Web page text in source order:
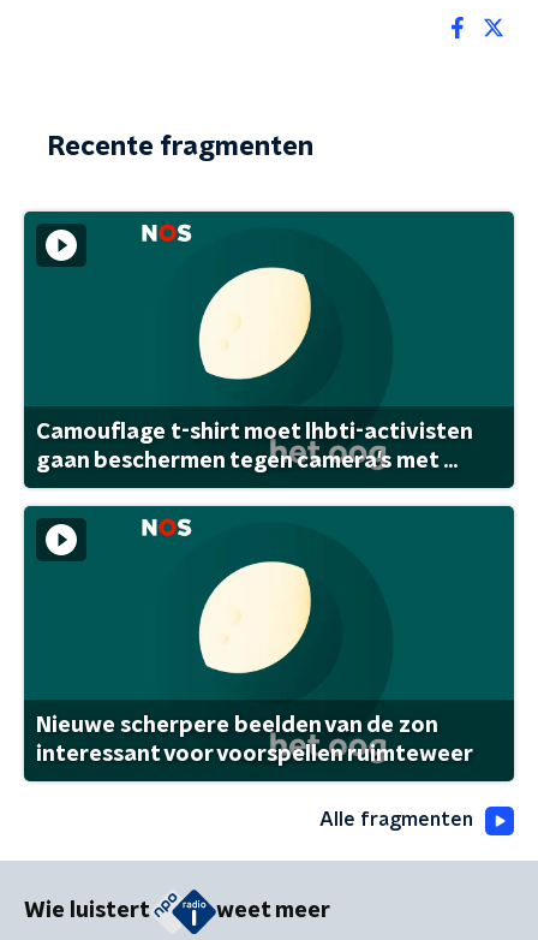
Recente fragmenten
Camouflage t-shirt moet lhbti-activisten
gaan beschermen tegen camera's met ...
Nieuwe scherpere beelden van de zon
interessant voor voorspellen ruimteweer
Alle fragmenten
Wie luistert weet meer